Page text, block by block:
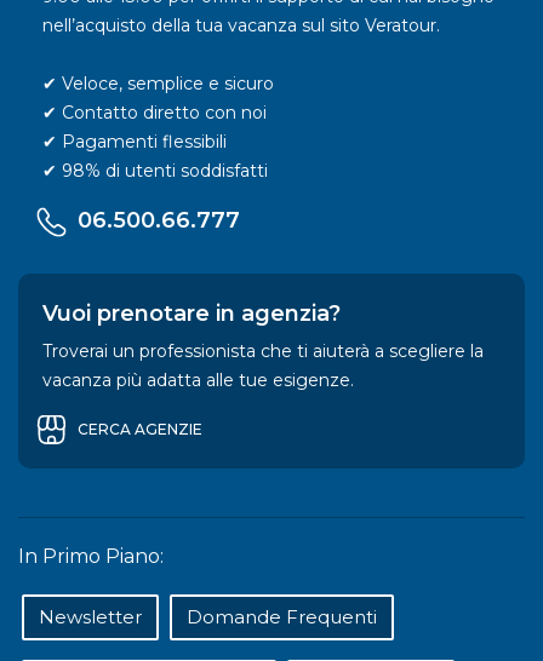
nell’acquisto della tua vacanza sul sito Veratour.
✔ Veloce, semplice e sicuro
✔ Contatto diretto con noi
✔ Pagamenti flessibili
✔ 98% di utenti soddisfatti
06.500.66.777
Vuoi prenotare in agenzia?
Troverai un professionista che ti aiuterà a scegliere la
vacanza più adatta alle tue esigenze.
CERCA AGENZIE
In Primo Piano:
Newsletter Domande Frequenti